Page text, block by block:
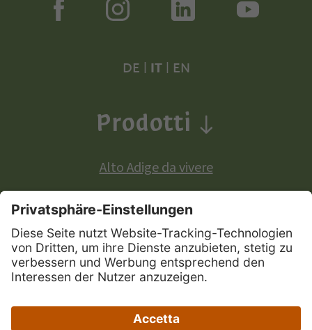
DE IT| EN
Prodotti
Alto Adige da vivere
Prodotti a denominazione di origine europea: